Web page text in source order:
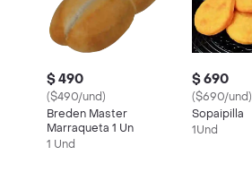
$ 490
($490/und)
Breden Master
Marraqueta 1 Un
1 Und
$ 690
($690/und)
Sopaipilla
1Und